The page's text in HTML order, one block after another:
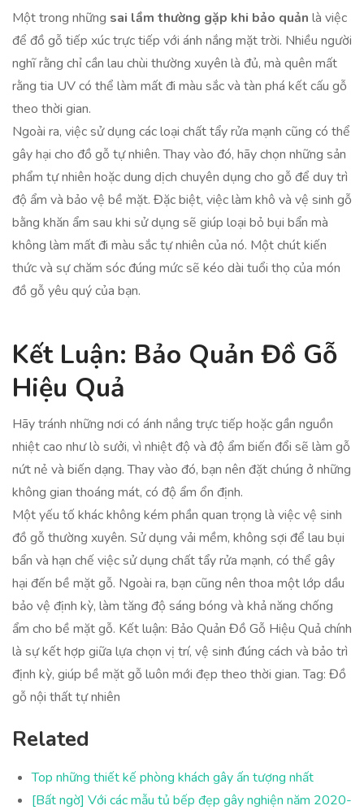
Một trong những sai lầm thường gặp khi bảo quản là việc
để đồ gỗ tiếp xúc trực tiếp với ánh nắng mặt trời. Nhiều người
nghĩ rằng chỉ cần lau chùi thường xuyên là đủ, mà quên mất
rằng tia UV có thể làm mất đi màu sắc và tàn phá kết cấu gỗ
theo thời gian.
Ngoài ra, việc sử dụng các loại chất tẩy rửa mạnh cũng có thể
gây hại cho đồ gỗ tự nhiên. Thay vào đó, hãy chọn những sản
phẩm tự nhiên hoặc dung dịch chuyên dụng cho gỗ để duy trì
độ ẩm và bảo vệ bề mặt. Đặc biệt, việc làm khô và vệ sinh gỗ
bằng khăn ẩm sau khi sử dụng sẽ giúp loại bỏ bụi bẩn mà
không làm mất đi màu sắc tự nhiên của nó. Một chút kiến
thức và sự chăm sóc đúng mức sẽ kéo dài tuổi thọ của món
đồ gỗ yêu quý của bạn.
Kết Luận: Bảo Quản Đồ Gỗ
Hiệu Quả
Hãy tránh những nơi có ánh nắng trực tiếp hoặc gần nguồn
nhiệt cao như lò sưởi, vì nhiệt độ và độ ẩm biến đổi sẽ làm gỗ
nứt nẻ và biến dạng. Thay vào đó, bạn nên đặt chúng ở những
không gian thoáng mát, có độ ẩm ổn định.
Một yếu tố khác không kém phần quan trọng là việc vệ sinh
đồ gỗ thường xuyên. Sử dụng vải mềm, không sợi để lau bụi
bẩn và hạn chế việc sử dụng chất tẩy rửa mạnh, có thể gây
hại đến bề mặt gỗ. Ngoài ra, bạn cũng nên thoa một lớp dầu
bảo vệ định kỳ, làm tăng độ sáng bóng và khả năng chống
ẩm cho bề mặt gỗ. Kết luận: Bảo Quản Đồ Gỗ Hiệu Quả chính
là sự kết hợp giữa lựa chọn vị trí, vệ sinh đúng cách và bảo trì
định kỳ, giúp bề mặt gỗ luôn mới đẹp theo thời gian. Tag: Đồ
gỗ nội thất tự nhiên
Related
Top những thiết kế phòng khách gây ấn tượng nhất
[Bất ngờ] Với các mẫu tủ bếp đẹp gây nghiện năm 2020-